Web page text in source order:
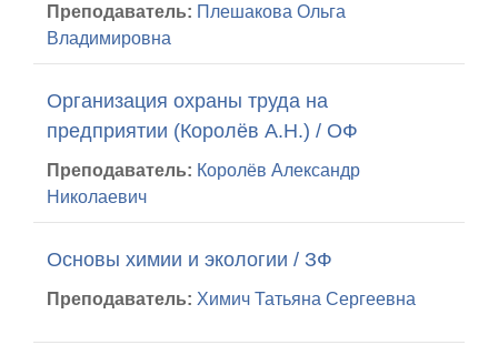
Преподаватель: Плешакова Ольга
Владимировна
Организация охраны труда на
предприятии (Королёв А.Н.) / ОФ
Преподаватель: Королёв Александр
Николаевич
Основы химии и экологии / ЗФ
Преподаватель: Химич Татьяна Сергеевна